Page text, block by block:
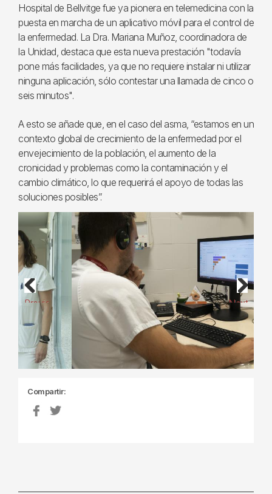
Hospital de Bellvitge fue ya pionera en telemedicina con la
puesta en marcha de un aplicativo móvil para el control de
la enfermedad. La Dra. Mariana Muñoz, coordinadora de
la Unidad, destaca que esta nueva prestación "todavía
pone más facilidades, ya que no requiere instalar ni utilizar
ninguna aplicación, sólo contestar una llamada de cinco o
seis minutos".
A esto se añade que, en el caso del asma, “estamos en un
contexto global de crecimiento de la enfermedad por el
envejecimiento de la población, el aumento de la
cronicidad y problemas como la contaminación y el
cambio climático, lo que requerirá el apoyo de todas las
soluciones posibles”.
Previous Next
Compartir: